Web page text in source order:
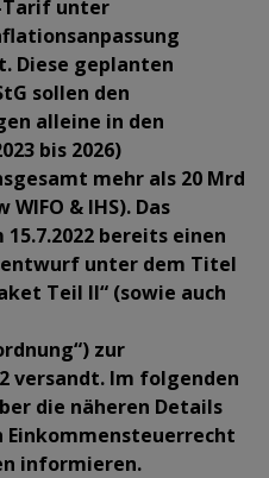
Tarif unter
Diese geplanten
sollen den
alleine in den
bis 2026)
mehr als 20 Mrd
& IHS). Das
bereits einen
unter dem Titel
Teil II“ (sowie auch
zur
versandt. Im folgenden
die näheren Details
Einkommensteuerrecht
informieren.